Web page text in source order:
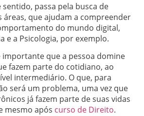
passa pela busca de
áreas, que ajudam a compreender
do mundo digital,
e a Psicologia, por exemplo.
que a pessoa domine
fazem parte do cotidiano, ao
intermediário. O que, para
será um problema, uma vez que
já fazem parte de suas vidas
mesmo após curso de Direito.